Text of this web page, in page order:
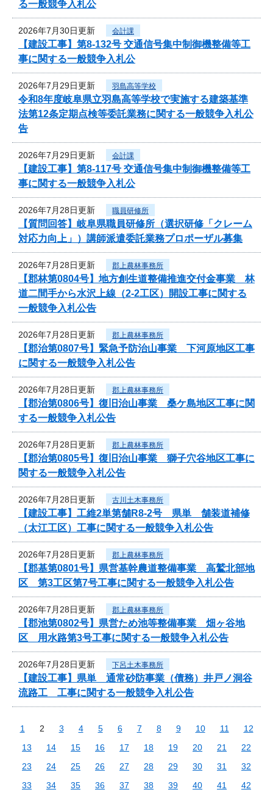
る一般競争入札公
2026年7月30日更新 会計課
【建設工事】第8-132号 交通信号集中制御機整備等工
事に関する一般競争入札公
2026年7月29日更新 羽島高等学校
令和8年度岐阜県立羽島高等学校で実施する建築基準
法第12条定期点検等委託業務に関する一般競争入札公
告
2026年7月29日更新 会計課
【建設工事】第8-117号 交通信号集中制御機整備等工
事に関する一般競争入札公
2026年7月28日更新 職員研修所
【質問回答】岐阜県職員研修所（選択研修「クレーム
対応力向上」）講師派遣委託業務プロポーザル募集
2026年7月28日更新 郡上農林事務所
【郡林第0804号】地方創生道整備推進交付金事業 林
道二間手から水沢上線（2-2工区）開設工事に関する
一般競争入札公告
2026年7月28日更新 郡上農林事務所
【郡治第0807号】緊急予防治山事業 下河原地区工事
に関する一般競争入札公告
2026年7月28日更新 郡上農林事務所
【郡治第0806号】復旧治山事業 桑ケ島地区工事に関
する一般競争入札公告
2026年7月28日更新 郡上農林事務所
【郡治第0805号】復旧治山事業 獅子穴谷地区工事に
関する一般競争入札公告
2026年7月28日更新 古川土木事務所
【建設工事】工維2単第舗R8-2号 県単 舗装道補修
（太江工区）工事に関する一般競争入札公告
2026年7月28日更新 郡上農林事務所
【郡基第0801号】県営基幹農道整備事業 高鷲北部地
区 第3工区第7号工事に関する一般競争入札公告
2026年7月28日更新 郡上農林事務所
【郡池第0802号】県営ため池等整備事業 畑ヶ谷地
区 用水路第3号工事に関する一般競争入札公告
2026年7月28日更新 下呂土木事務所
【建設工事】県単 通常砂防事業（債務）井戸ノ洞谷
流路工 工事に関する一般競争入札公告
1 2 3 4 5 6 7 8 9 10 11
12
13
14 15 16 17 18 19 20 21
22
23
24 25 26 27 28 29 30 31
32
33
34 35 36 37 38 39 40 41
42